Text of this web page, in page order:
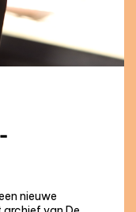
nieuwe